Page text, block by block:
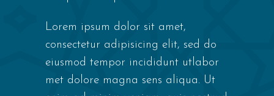
Lorem ipsum dolor sit amet,
consectetur adipisicing elit, sed do
eiusmod tempor incididunt utlabor
met dolore magna sens aliqua. Ut